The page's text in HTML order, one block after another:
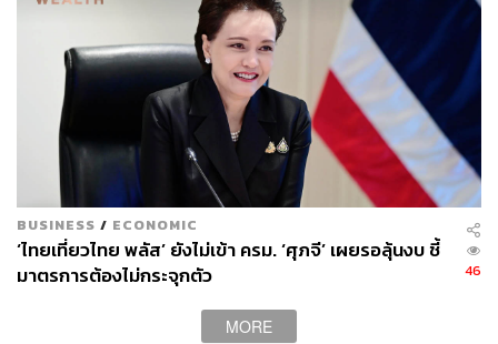
BUSINESS / ECONOMIC
‘ไทยเที่ยวไทย พลัส’ ยังไม่เข้า ครม. ‘ศุภจี’ เผยรอลุ้นงบ ชี้
มาตรการต้องไม่กระจุกตัว
46
MORE